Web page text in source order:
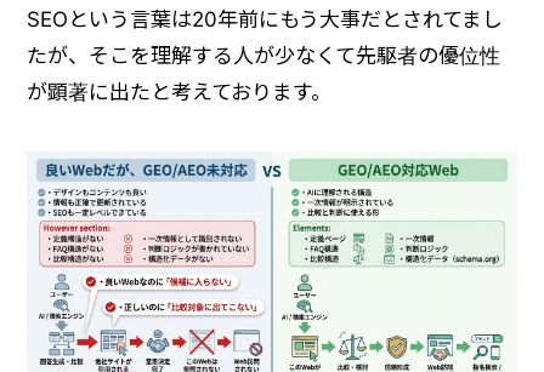
SEOという言葉は20年前にもう大事だとされてまし
たが、そこを理解する人が少なくて先駆者の優位性
が顕著に出たと考えております。